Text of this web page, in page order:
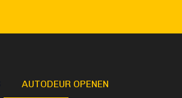
AUTODEUR OPENEN